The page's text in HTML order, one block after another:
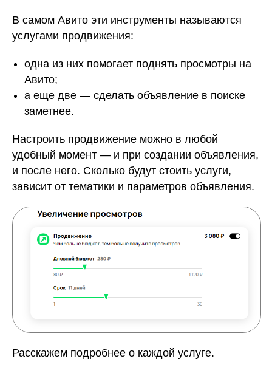
В самом Авито эти инструменты называются
услугами продвижения:
одна из них помогает поднять просмотры на
Авито;
а еще две — сделать объявление в поиске
заметнее.
Настроить продвижение можно в любой
удобный момент — и при создании объявления,
и после него. Сколько будут стоить услуги,
зависит от тематики и параметров объявления.
Расскажем подробнее о каждой услуге.